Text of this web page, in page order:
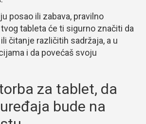
posao ili zabava, pravilno
tableta će ti sigurno značiti da
čitanje različitih sadržaja, a u
i da povećaš svoju
za tablet, da
bude na